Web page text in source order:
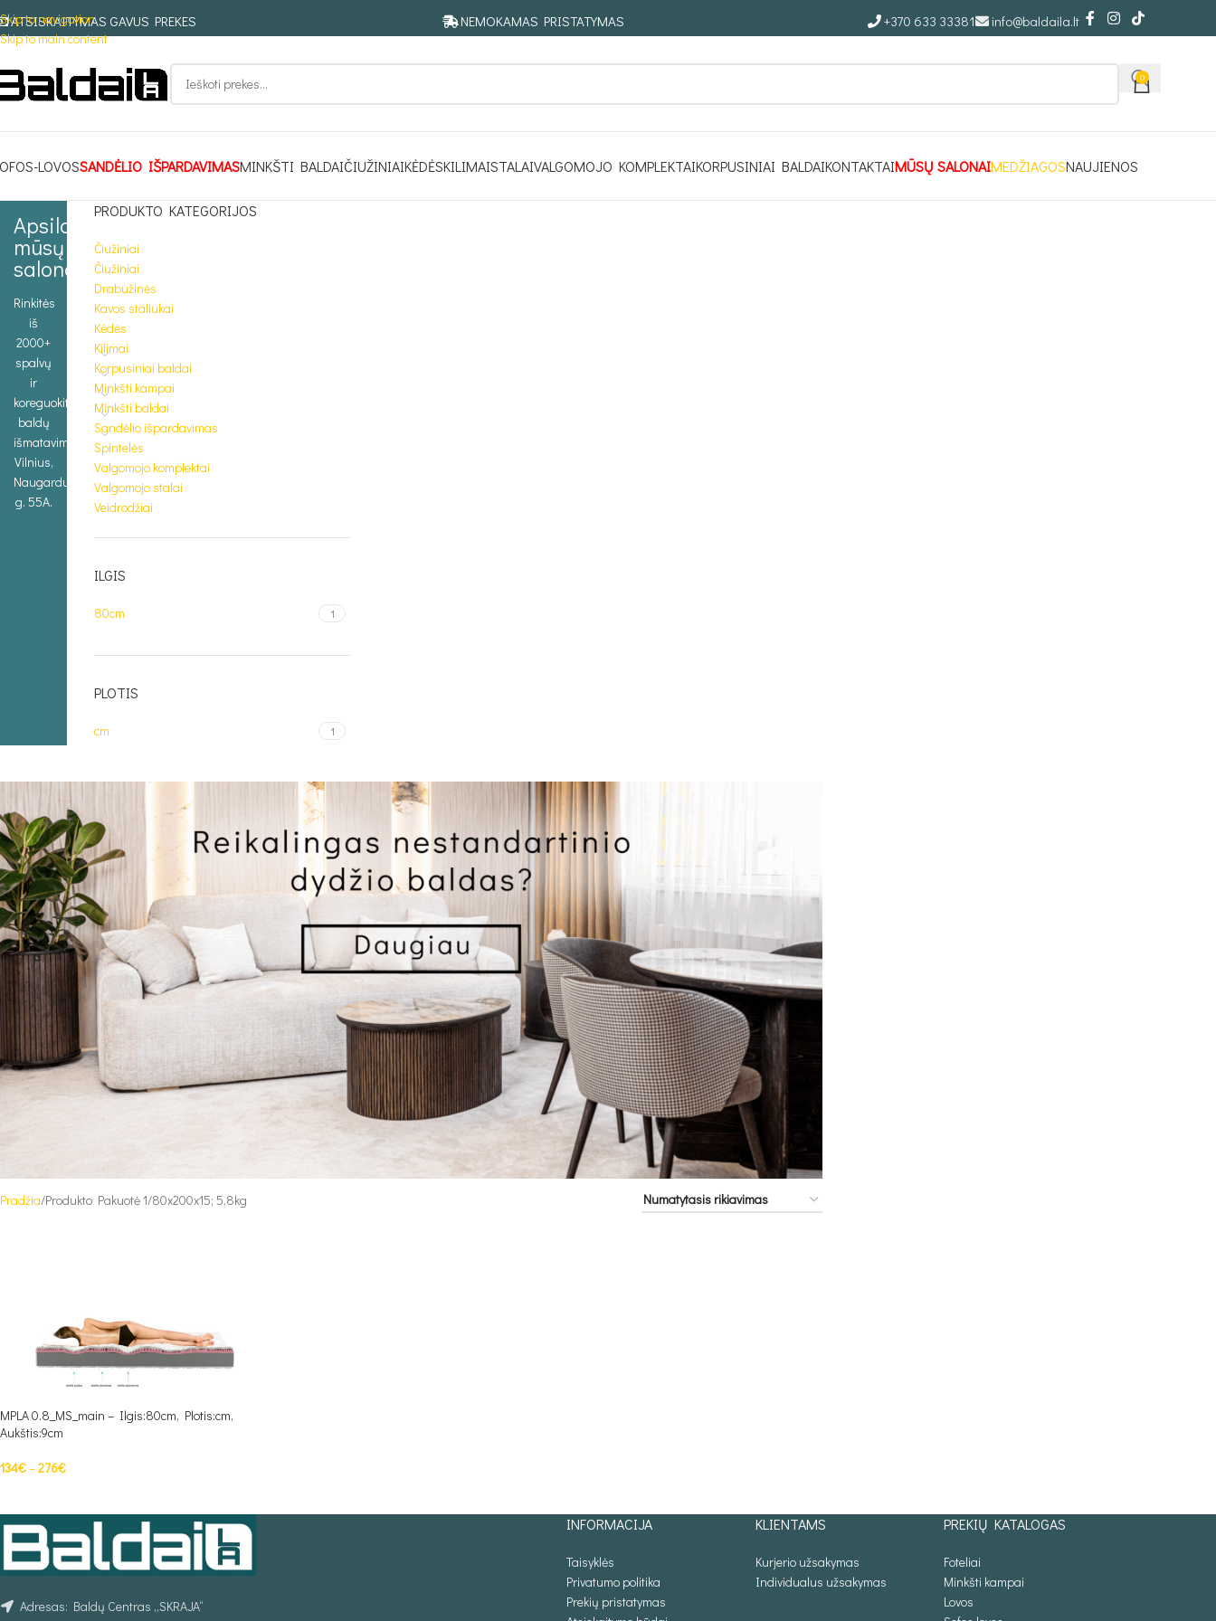
Skip to navigation
Skip to main content
ATSISKAITYMAS GAVUS PREKES NEMOKAMAS PRISTATYMAS +370 633 33381 info@baldaila.lt
0
LOVOSSANDĖLIO IŠPARDAVIMASMINKŠTI BALDAIČIUŽINIAIKĖDĖSKILIMAISTALAIVALGOMOJO KOMPLEKTAIKORPUSINIAI BALDAIKONTAKTAIMŪSŲ SALONAIMEDŽIAGOSNAUJIENOS
Apsilankykite
mūsų
salone
Rinkitės
iš
2000+
spalvų
ir
koreguokite
baldų
išmatavimus.
Vilnius,
Naugarduko
g. 55A.
PRODUKTO KATEGORIJOS
Čiužiniai
Čiužiniai
Drabužinės
Kavos staliukai
Kėdės
Kilimai
Korpusiniai baldai
Minkšti kampai
Minkšti baldai
Sandėlio išpardavimas
Spintelės
Valgomojo komplektai
Valgomojo stalai
Veidrodžiai
ILGIS
80cm 1
PLOTIS
cm 1
Pradžia Produkto Pakuotė 1 80x200x15; 5,8kg
MPLA 0.8_MS_main – Ilgis:80cm, Plotis:cm,
Aukštis:9cm
134€–276€
Adresas: Baldų Centras „SKRAJA“
INFORMACIJA
Taisyklės
Privatumo politika
Prekių pristatymas
KLIENTAMS
Kurjerio užsakymas
Individualus užsakymas
PREKIŲ KATALOGAS
Foteliai
Minkšti kampai
Lovos